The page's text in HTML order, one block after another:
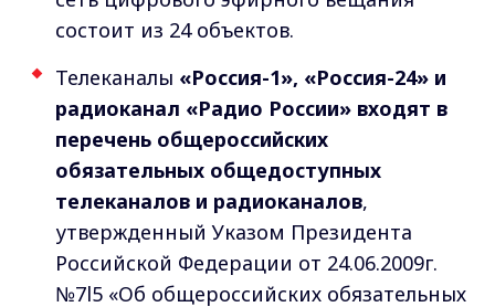
состоит из 24 объектов.
Телеканалы «Россия-1», «Россия-24» и
радиоканал «Радио России» входят в
перечень общероссийских
обязательных общедоступных
телеканалов и радиоканалов,
утвержденный Указом Президента
Российской Федерации от 24.06.2009г.
№7l5 «Об общероссийских обязательных